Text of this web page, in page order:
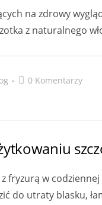
na zdrowy
z naturalnego
Post0 Komentarzy
fryzurą w
do utraty blasku,